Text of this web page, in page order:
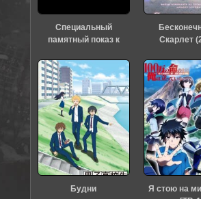
Специальный
памятный показ к
«Евангелиона» (2026)
Скарлет
Будни
Я стою на